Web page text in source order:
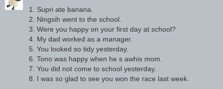
1. Supri ate banana.
2. Ningsih went to the school.
3. Were you happy on your first day at school?
4. My dad worked as a manager.
5. You looked so tidy yesterday.
6. Tono was happy when he s awhis mom.
7. You did not come to school yesterday.
8. I was so glad to see you won the race last week.